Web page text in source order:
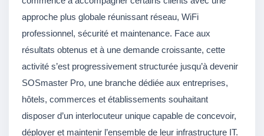
approche plus globale réunissant réseau, WiFi
professionnel, sécurité et maintenance. Face aux
résultats obtenus et à une demande croissante, cette
activité s’est progressivement structurée jusqu’à devenir
SOSmaster Pro, une branche dédiée aux entreprises,
hôtels, commerces et établissements souhaitant
disposer d’un interlocuteur unique capable de concevoir,
déployer et maintenir l’ensemble de leur infrastructure IT.